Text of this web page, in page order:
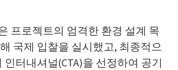
프로젝트의 엄격한 환경 설계 목
국제 입찰을 실시했고, 최종적으
인터내셔널(CTA)을 선정하여 공기